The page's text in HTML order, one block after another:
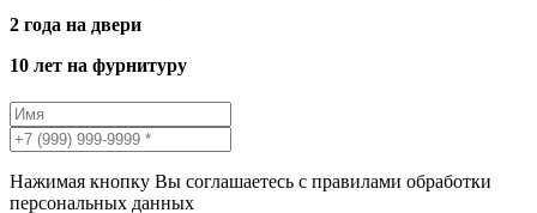
2 года на двери
10 лет на фурнитуру
Нажимая кнопку Вы соглашаетесь с правилами обработки
персональных данных